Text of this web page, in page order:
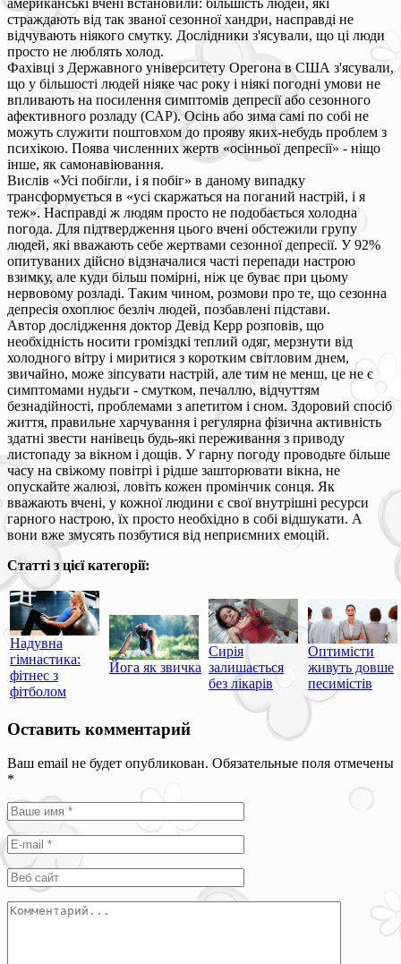
страждають від так званої сезонної хандри, насправді не
відчувають ніякого смутку. Дослідники з'ясували, що ці люди
просто не люблять холод.
Фахівці з Державного університету Орегона в США з'ясували,
що у більшості людей ніяке час року і ніякі погодні умови не
впливають на посилення симптомів депресії або сезонного
афективного розладу (САР). Осінь або зима самі по собі не
можуть служити поштовхом до прояву яких-небудь проблем з
психікою. Поява численних жертв «осінньої депресії» - ніщо
інше, як самонавіювання.
Вислів «Усі побігли, і я побіг» в даному випадку
трансформується в «усі скаржаться на поганий настрій, і я
теж». Насправді ж людям просто не подобається холодна
погода. Для підтвердження цього вчені обстежили групу
людей, які вважають себе жертвами сезонної депресії. У 92%
опитуваних дійсно відзначалися часті перепади настрою
взимку, але куди більш помірні, ніж це буває при цьому
нервовому розладі. Таким чином, розмови про те, що сезонна
депресія охоплює безліч людей, позбавлені підстави.
Автор дослідження доктор Девід Керр розповів, що
необхідність носити громіздкі теплий одяг, мерзнути від
холодного вітру і миритися з коротким світловим днем,
звичайно, може зіпсувати настрій, але тим не менш, це не є
симптомами нудьги - смутком, печаллю, відчуттям
безнадійності, проблемами з апетитом і сном. Здоровий спосіб
життя, правильне харчування і регулярна фізична активність
здатні звести нанівець будь-які переживання з приводу
листопаду за вікном і дощів. У гарну погоду проводьте більше
часу на свіжому повітрі і рідше зашторювати вікна, не
опускайте жалюзі, ловіть кожен промінчик сонця. Як
вважають вчені, у кожної людини є свої внутрішні ресурси
гарного настрою, їх просто необхідно в собі відшукати. А
вони вже змусять позбутися від неприємних емоцій.
Статті з цієї категорії:
Надувна
гімнастика:
фітнес з
фітболом
Йога як звичка
Сирія
залишається
без лікарів
Оптимісти
живуть довше
песимістів
Оставить комментарий
Ваш email не будет опубликован. Обязательные поля отмечены
*